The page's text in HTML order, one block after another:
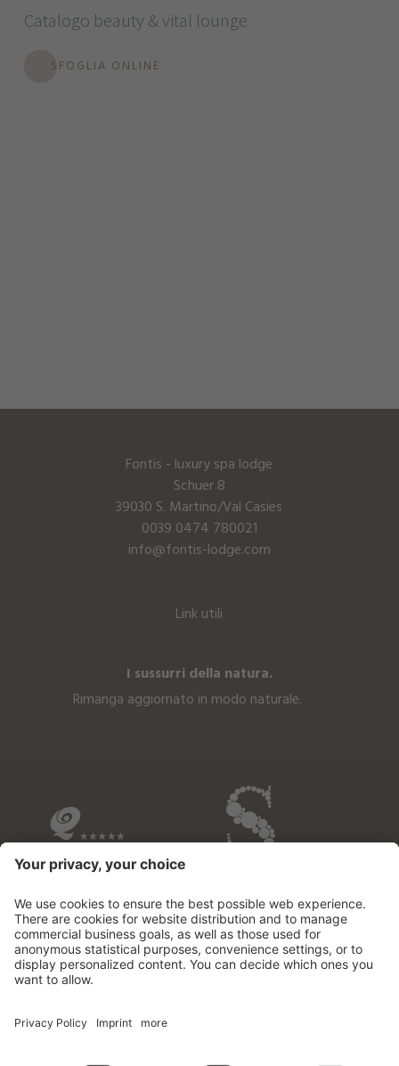
Catalogo beauty & vital lounge
SFOGLIA ONLINE
Fontis - luxury spa lodge
Schuer 8
39030 S. Martino/Val Casies
0039 0474 780021
info@fontis-lodge.com
Link utili
I sussurri della natura.
Rimanga aggiornato in modo naturale.
I NOSTRI HOTEL IN BREVE
© 2026 Fontis - luxury spa lodge
Informativa privacy Impostazioni dei cookies .